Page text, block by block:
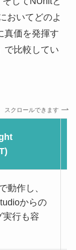
おいてどのよ
真価を発揮す
で比較してい
スクロールできます
動作し、
からの
実行も容